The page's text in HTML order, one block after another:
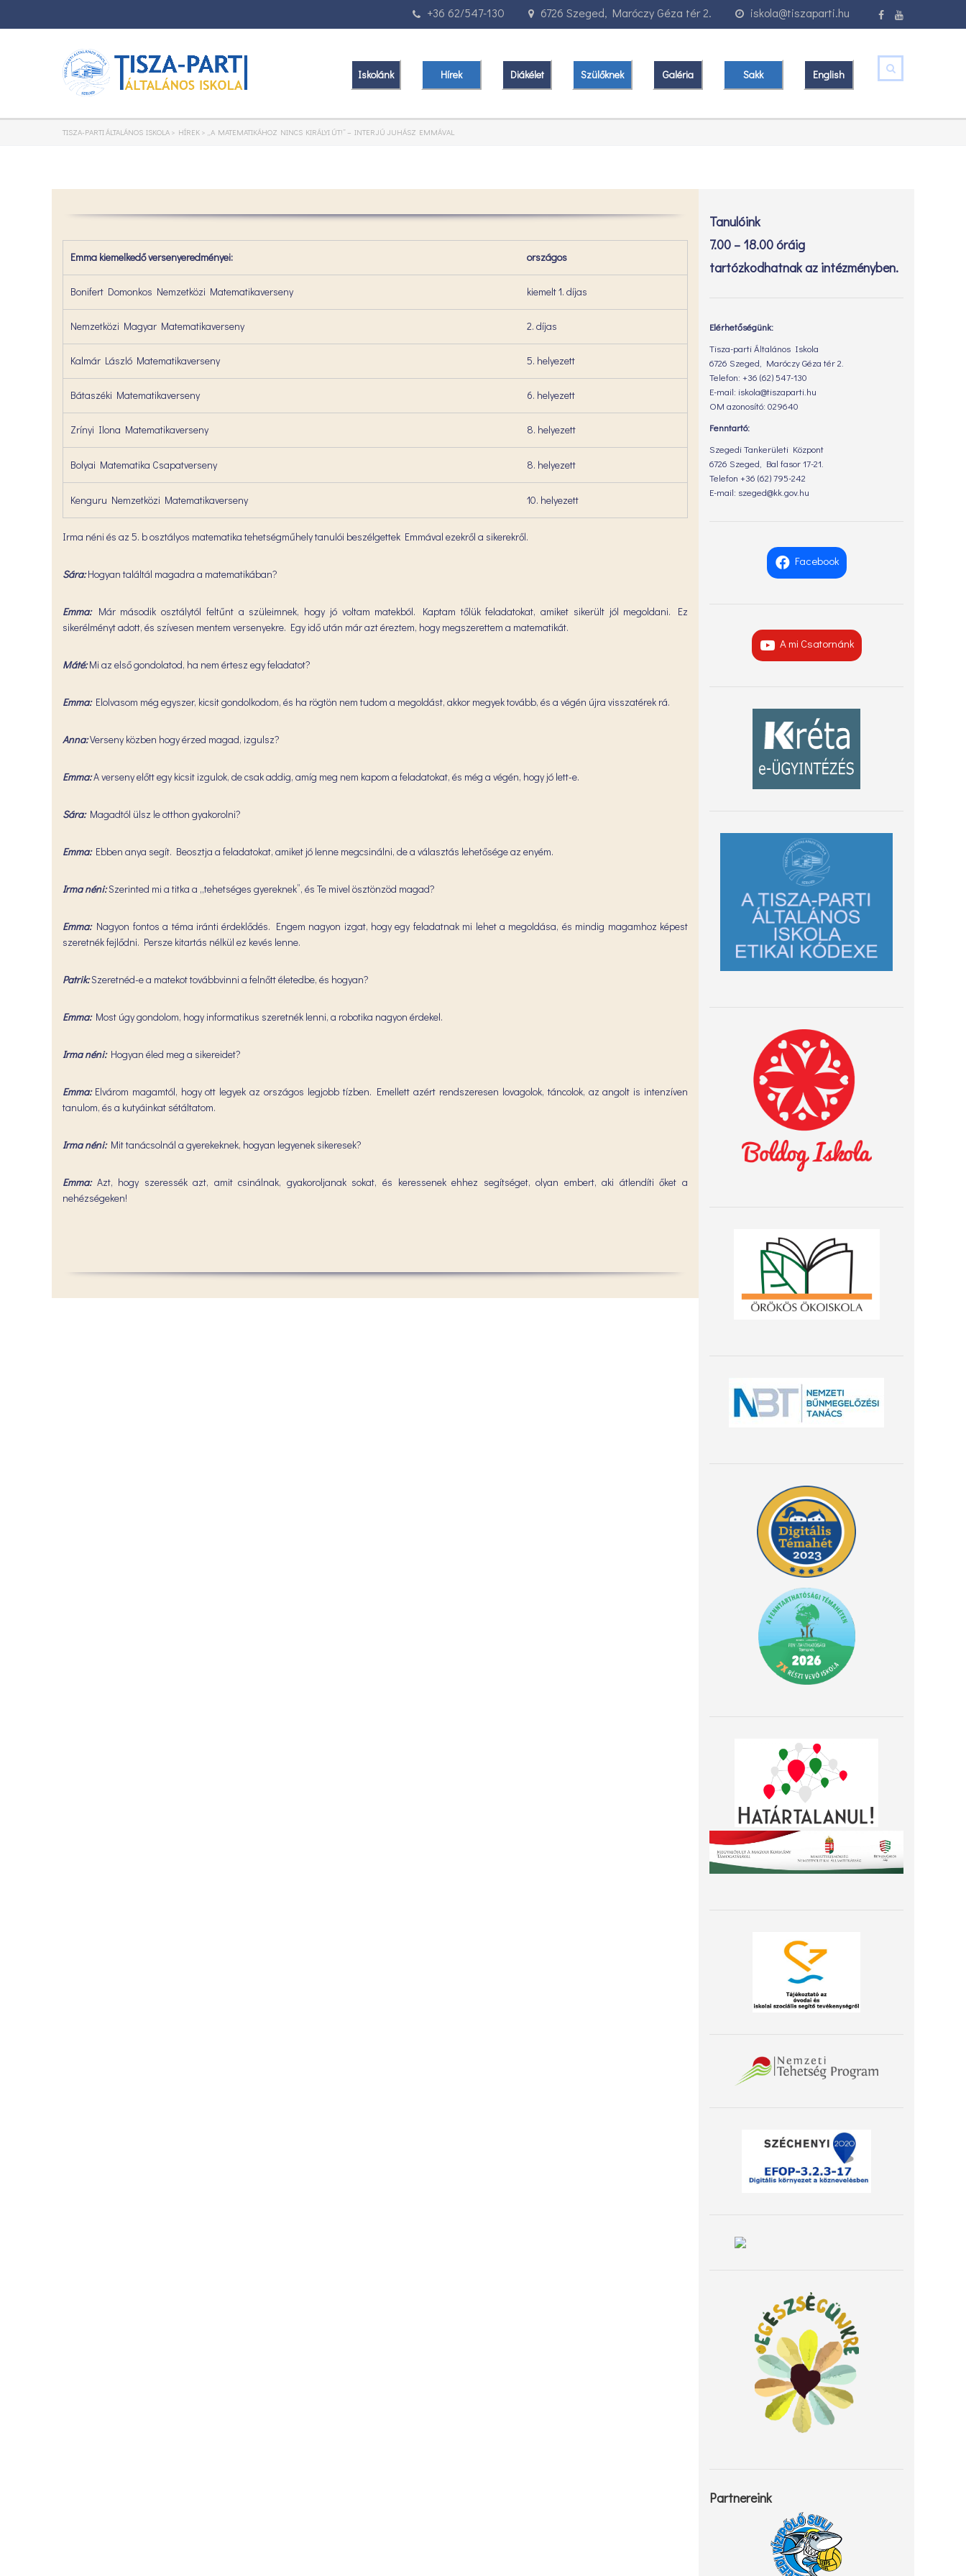
iskola@tiszaparti.hu
6726 Szeged, Maróczy Géza tér 2.
+36 62/547-130
Iskolánk Hírek Diákélet Szülőknek Galéria Sakk English
TISZA-PARTI ÁLTALÁNOS ISKOLA > HÍREK > „A MATEMATIKÁHOZ NINCS KIRÁLYI ÚT!” – INTERJÚ JUHÁSZ EMMÁVAL
Emma kiemelkedő versenyeredményei: országos
Bonifert Domonkos Nemzetközi Matematikaverseny kiemelt 1. díjas
Nemzetközi Magyar Matematikaverseny 2. díjas
Kalmár László Matematikaverseny 5. helyezett
Bátaszéki Matematikaverseny 6. helyezett
Zrínyi Ilona Matematikaverseny 8. helyezett
Bolyai Matematika Csapatverseny 8. helyezett
Kenguru Nemzetközi Matematikaverseny 10. helyezett
Irma néni és az 5. b osztályos matematika tehetségműhely tanulói beszélgettek Emmával ezekről a sikerekről.
Sára:Hogyan találtál magadra a matematikában?
Emma:Már második osztálytól feltűnt a szüleimnek, hogy jó voltam matekból. Kaptam tőlük feladatokat, amiket sikerült jól megoldani. Ez
sikerélményt adott, és szívesen mentem versenyekre. Egy idő után már azt éreztem, hogy megszerettem a matematikát.
Máté:Mi az első gondolatod, ha nem értesz egy feladatot?
Emma:Elolvasom még egyszer, kicsit gondolkodom, és ha rögtön nem tudom a megoldást, akkor megyek tovább, és a végén újra visszatérek rá.
Anna:Verseny közben hogy érzed magad, izgulsz?
Emma:A verseny előtt egy kicsit izgulok, de csak addig, amíg meg nem kapom a feladatokat, és még a végén, hogy jó lett-e.
Sára:Magadtól ülsz le otthon gyakorolni?
Emma:Ebben anya segít. Beosztja a feladatokat, amiket jó lenne megcsinálni, de a választás lehetősége az enyém.
Irma néni:Szerinted mi a titka a „tehetséges gyereknek”, és Te mivel ösztönzöd magad?
Emma:Nagyon fontos a téma iránti érdeklődés. Engem nagyon izgat, hogy egy feladatnak mi lehet a megoldása, és mindig magamhoz képest
szeretnék fejlődni. Persze kitartás nélkül ez kevés lenne.
Patrik:Szeretnéd-e a matekot továbbvinni a felnőtt életedbe, és hogyan?
Emma:Most úgy gondolom, hogy informatikus szeretnék lenni, a robotika nagyon érdekel.
Irma néni:Hogyan éled meg a sikereidet?
Emma: Elvárom magamtól, hogy ott legyek az országos legjobb tízben. Emellett azért rendszeresen lovagolok, táncolok, az angolt is intenzíven
tanulom, és a kutyáinkat sétáltatom.
Irma néni:Mit tanácsolnál a gyerekeknek, hogyan legyenek sikeresek?
Emma:Azt, hogy szeressék azt, amit csinálnak, gyakoroljanak sokat, és keressenek ehhez segítséget, olyan embert, aki átlendíti őket a
nehézségeken!
Tanulóink
7.00 – 18.00 óráig
tartózkodhatnak az intézményben.
Elérhetőségünk:
Tisza-parti Általános Iskola
6726 Szeged, Maróczy Géza tér 2.
Telefon: +36 (62) 547-130
E-mail: iskola@tiszaparti.hu
OM azonosító: 029640
Fenntartó:
Szegedi Tankerületi Központ
6726 Szeged, Bal fasor 17-21.
Telefon +36 (62) 795-242
E-mail: szeged@kk.gov.hu
Facebook
A mi Csatornánk
Partnereink